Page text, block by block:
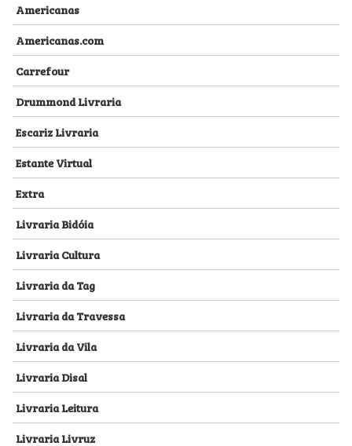
Americanas
Americanas.com
Carrefour
Drummond Livraria
Escariz Livraria
Estante Virtual
Extra
Livraria Bidóia
Livraria Cultura
Livraria da Tag
Livraria da Travessa
Livraria da Vila
Livraria Disal
Livraria Leitura
Livraria Livruz